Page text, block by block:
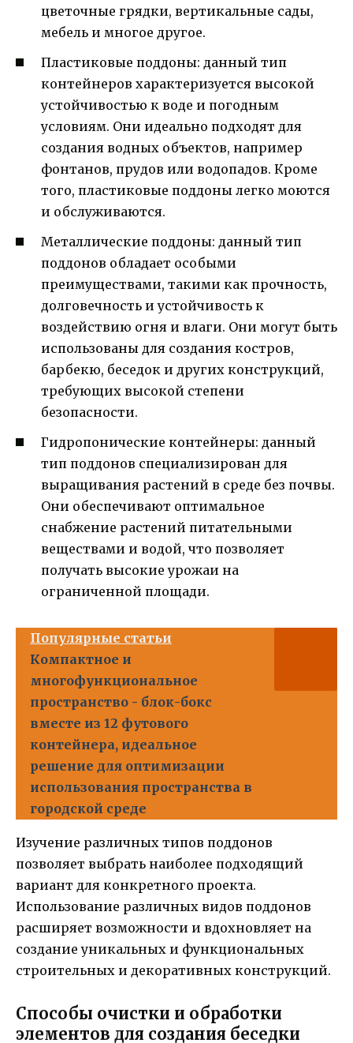
цветочные грядки, вертикальные сады,
мебель и многое другое.
Пластиковые поддоны: данный тип
контейнеров характеризуется высокой
устойчивостью к воде и погодным
условиям. Они идеально подходят для
создания водных объектов, например
фонтанов, прудов или водопадов. Кроме
того, пластиковые поддоны легко моются
и обслуживаются.
Металлические поддоны: данный тип
поддонов обладает особыми
преимуществами, такими как прочность,
долговечность и устойчивость к
воздействию огня и влаги. Они могут быть
использованы для создания костров,
барбекю, беседок и других конструкций,
требующих высокой степени
безопасности.
Гидропонические контейнеры: данный
тип поддонов специализирован для
выращивания растений в среде без почвы.
Они обеспечивают оптимальное
снабжение растений питательными
веществами и водой, что позволяет
получать высокие урожаи на
ограниченной площади.
Популярные статьи
Компактное и
многофункциональное
пространство - блок-бокс
вместе из 12 футового
контейнера, идеальное
решение для оптимизации
использования пространства в
городской среде
Изучение различных типов поддонов
позволяет выбрать наиболее подходящий
вариант для конкретного проекта.
Использование различных видов поддонов
расширяет возможности и вдохновляет на
создание уникальных и функциональных
строительных и декоративных конструкций.
Способы очистки и обработки
элементов для создания беседки